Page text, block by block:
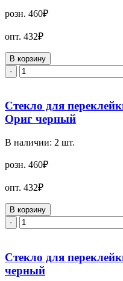
розн. 460₽
опт. 432₽
В корзину
-
Стекло для
Ориг черный
В наличии: 2 шт.
розн. 460₽
опт. 432₽
В корзину
-
Стекло для
черный